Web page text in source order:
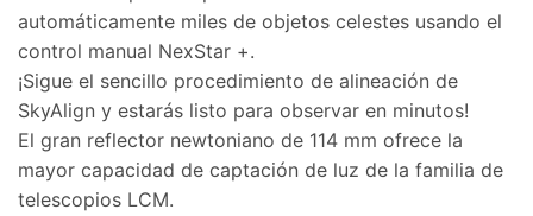
automáticamente miles de objetos celestes usando el
control manual NexStar +.
¡Sigue el sencillo procedimiento de alineación de
SkyAlign y estarás listo para observar en minutos!
El gran reflector newtoniano de 114 mm ofrece la
mayor capacidad de captación de luz de la familia de
telescopios LCM.